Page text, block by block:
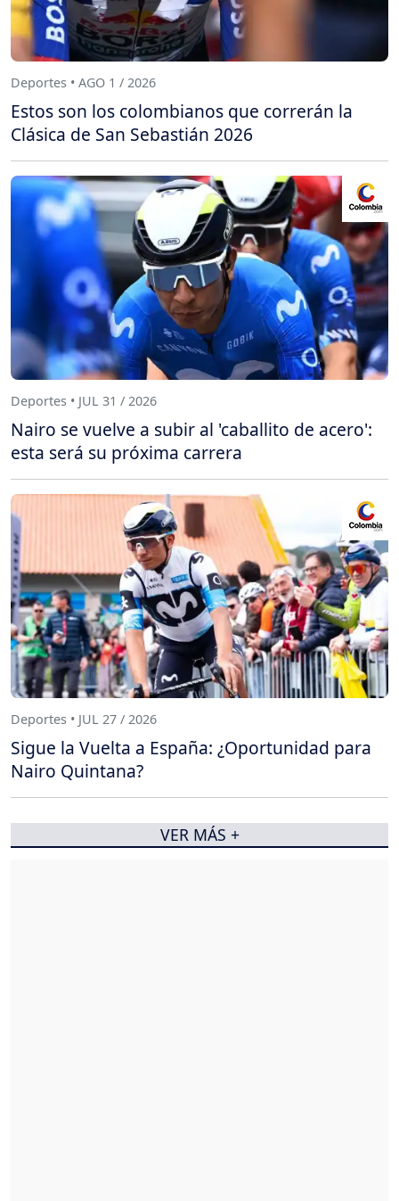
Deportes • AGO 1 / 2026
Estos son los colombianos que correrán la
Clásica de San Sebastián 2026
Deportes • JUL 31 / 2026
Nairo se vuelve a subir al 'caballito de acero':
esta será su próxima carrera
Deportes • JUL 27 / 2026
Sigue la Vuelta a España: ¿Oportunidad para
Nairo Quintana?
VER MÁS +